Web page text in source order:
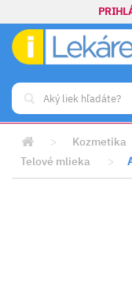
> Kozmetika
Telové mlieka
>